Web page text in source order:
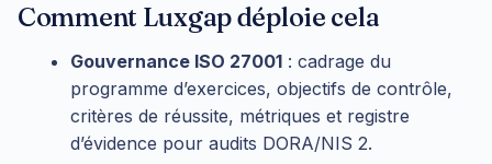
Comment Luxgap déploie cela
Gouvernance ISO 27001 : cadrage du
programme d’exercices, objectifs de contrôle,
critères de réussite, métriques et registre
d’évidence pour audits DORA/NIS 2.